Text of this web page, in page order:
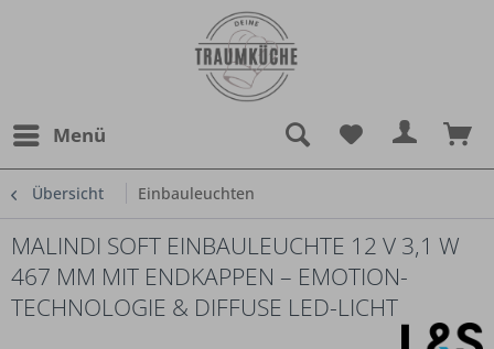
Menü
Übersicht Einbauleuchten
MALINDI SOFT EINBAULEUCHTE 12 V 3,1 W
467 MM MIT ENDKAPPEN – EMOTION-
TECHNOLOGIE & DIFFUSE LED-LICHT